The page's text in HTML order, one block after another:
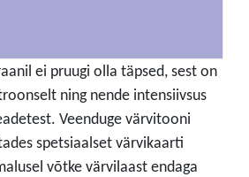
ei pruugi olla täpsed, sest on
ning nende intensiivsus
Veenduge värvitooni
spetsiaalset värvikaarti
võtke värvilaast endaga